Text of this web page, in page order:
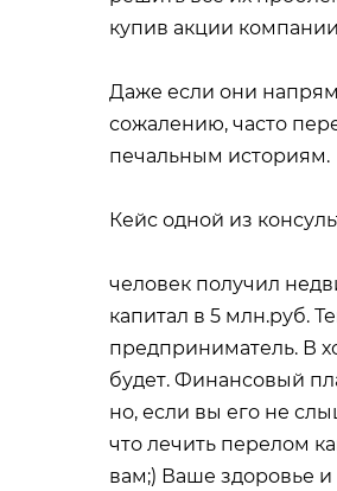
купив акции
Даже если они
сожалению, часто
печальным историям.
Кейс одной из
человек получил
капитал в 5 млн.руб.
предприниматель. В
будет. Финансовый
но, если вы его не
что лечить перелом
вам;) Ваше здоровье